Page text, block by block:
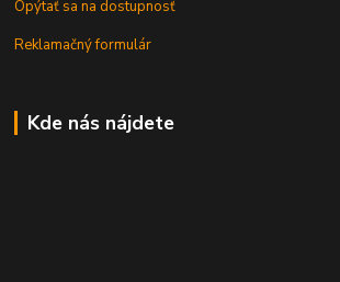
Opýtať sa na dostupnosť
Reklamačný formulár
Kde nás nájdete